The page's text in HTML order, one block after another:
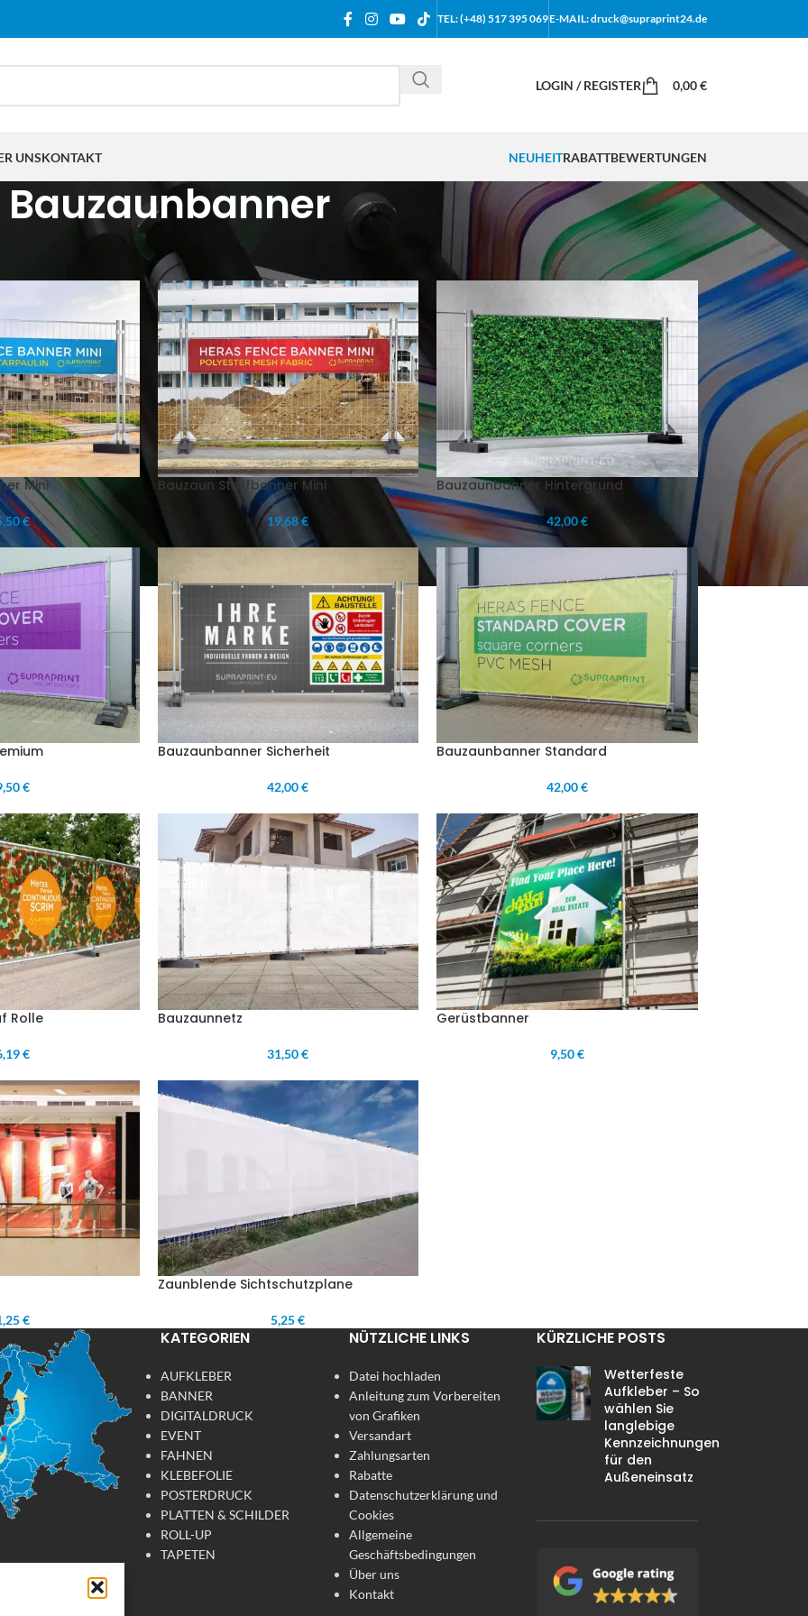
TEL: (+48) 517 395 069E-MAIL: druck@supraprint24.de
LOGIN / REGISTER 0,00€
UNSKONTAKT NEUHEITRABATTBEWERTUNGEN
Bauzaunbanner
mit „Bauzaunbanner“
Mini
€
Bauzaun Stoffbanner Mini
19,68 €
Bauzaunbanner Hintergrund
42,00 €
€
Bauzaunbanner Sicherheit
42,00 €
Bauzaunbanner Standard
42,00 €
Rolle
€
Bauzaunnetz
31,50 €
Gerüstbanner
9,50 €
€
Zaunblende Sichtschutzplane
5,25 €
KATEGORIEN
AUFKLEBER
BANNER
DIGITALDRUCK
EVENT
FAHNEN
KLEBEFOLIE
POSTERDRUCK
PLATTEN & SCHILDER
ROLL-UP
TAPETEN
NÜTZLICHE LINKS
Datei hochladen
Anleitung zum Vorbereiten
von Grafiken
Versandart
Zahlungsarten
Rabatte
Datenschutzerklärung und
Cookies
Allgemeine
Geschäftsbedingungen
Über uns
Kontakt
KÜRZLICHE POSTS
Wetterfeste
Aufkleber – So
wählen Sie
langlebige
Kennzeichnungen
für den
Außeneinsatz